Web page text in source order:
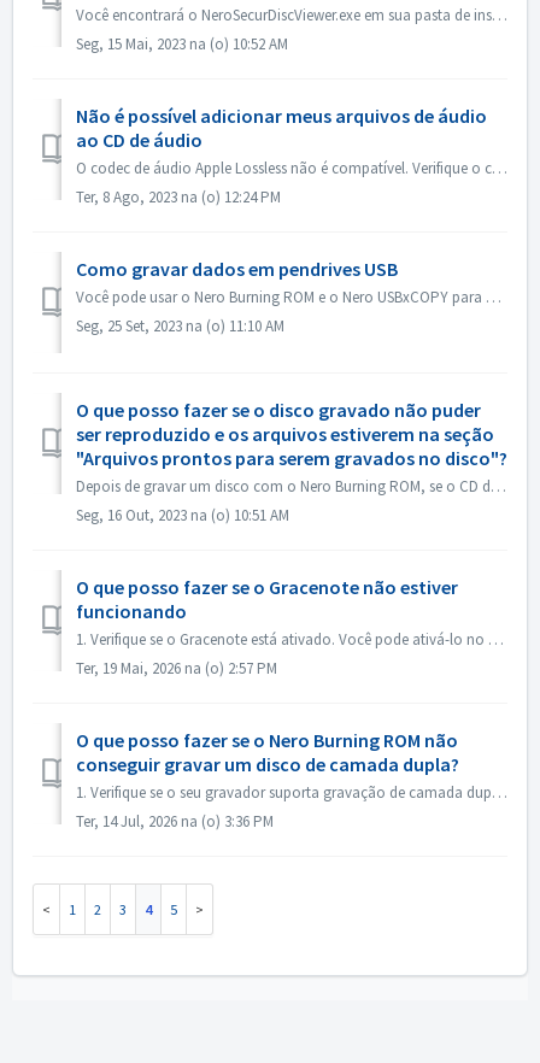
Você encontrará o NeroSecurDiscViewer.exe em sua pasta de instalação, algo como: C:\Programs (x86)\Nero\Nero 2023\Nero Burning ROM\SecurDisc Também deve ha...
Seg, 15 Mai, 2023 na (o) 10:52 AM
Não é possível adicionar meus arquivos de áudio
ao CD de áudio
O codec de áudio Apple Lossless não é compatível. Verifique o codec de áudio de seus arquivos. Ou envie-os para nós para verificação.
Ter, 8 Ago, 2023 na (o) 12:24 PM
Como gravar dados em pendrives USB
Você pode usar o Nero Burning ROM e o Nero USBxCOPY para gravar dados em pendrives/cartões USB. No Nero Burning ROM, "Raspberry Pi OS" e "ISO...
Seg, 25 Set, 2023 na (o) 11:10 AM
O que posso fazer se o disco gravado não puder
ser reproduzido e os arquivos estiverem na seção
"Arquivos prontos para serem gravados no disco"?
Depois de gravar um disco com o Nero Burning ROM, se o CD de áudio não puder ser reproduzido no CD player, abra o disco no Windows Explorer para verificar o...
Seg, 16 Out, 2023 na (o) 10:51 AM
O que posso fazer se o Gracenote não estiver
funcionando
1. Verifique se o Gracenote está ativado. Você pode ativá-lo no menu “Arquivo->Opções->Banco de dados”, marcando a opção “Ativar acesso ao banco de da...
Ter, 19 Mai, 2026 na (o) 2:57 PM
O que posso fazer se o Nero Burning ROM não
conseguir gravar um disco de camada dupla?
1. Verifique se o seu gravador suporta gravação de camada dupla. 2. Reduza a velocidade de gravação: a gravação em alta velocidade pode fazer com que a...
Ter, 14 Jul, 2026 na (o) 3:36 PM
1 2 3 4 5